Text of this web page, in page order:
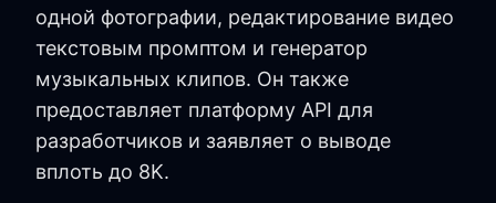
одной фотографии, редактирование видео
текстовым промптом и генератор
музыкальных клипов. Он также
предоставляет платформу API для
разработчиков и заявляет о выводе
вплоть до 8K.